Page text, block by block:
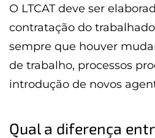
O LTCAT deve ser
contratação do
sempre que houver
de trabalho, processos
introdução de novos
Qual a diferença